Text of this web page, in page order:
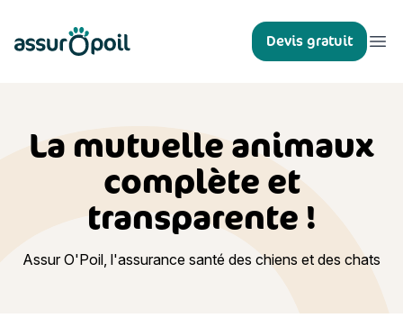
Assur O'Poil Devis gratuit
La mutuelle animaux
complète et
transparente !
Assur O'Poil, l'assurance santé des chiens et des chats